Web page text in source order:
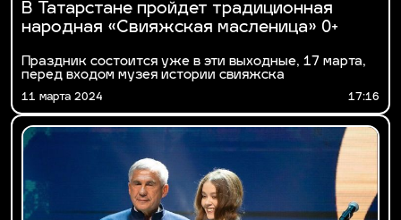
В Татарстане пройдет традиционная
народная «Свияжская масленица» 0+
Праздник состоится уже в эти выходные, 17 марта,
перед входом музея истории свияжска
11 марта 2024 17:16